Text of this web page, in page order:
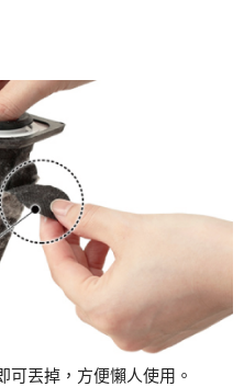
可丟掉，方便懶人使用。